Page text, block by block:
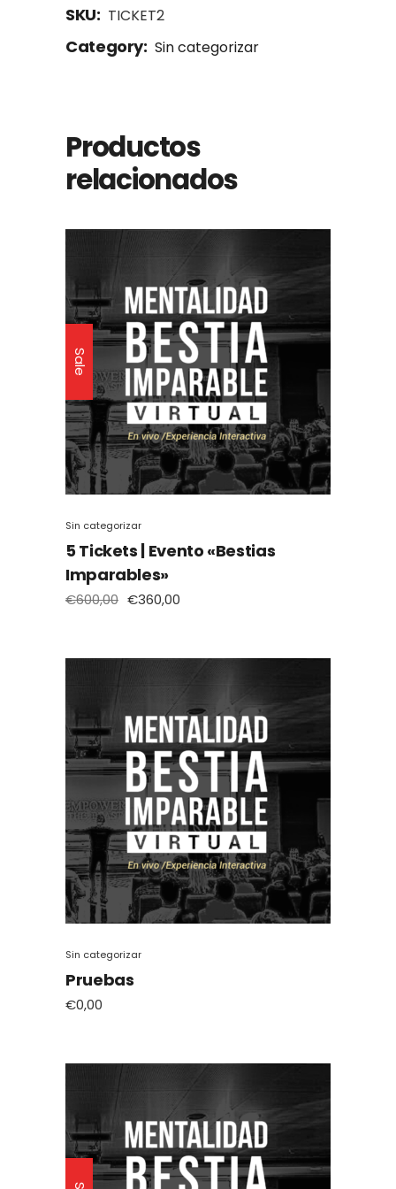
SKU: TICKET2
Category: Sin categorizar
Productos
relacionados
Sale
Sin categorizar
5 Tickets | Evento «Bestias
Imparables»
€600,00
El
€600,00.
€360,00
El
€360,00.
Sin categorizar
Pruebas
€0,00